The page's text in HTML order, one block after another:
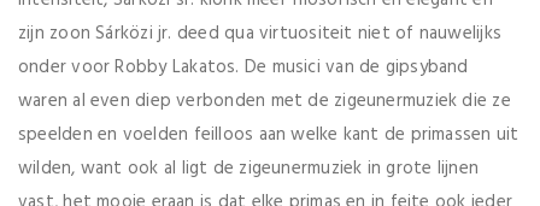
zijn zoon Sárközi jr. deed qua virtuositeit niet of nauwelijks
onder voor Robby Lakatos. De musici van de gipsyband
waren al even diep verbonden met de zigeunermuziek die ze
speelden en voelden feilloos aan welke kant de primassen uit
wilden, want ook al ligt de zigeunermuziek in grote lijnen